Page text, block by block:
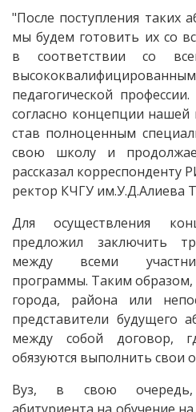
"После поступления таких
мы будем готовить их со
в соответствии со
педагогической
согласно концепции
став полноценным
свою школу и
рассказал корреспонденту
ректор КЧГУ им.У.Д.Алиева
Для осуществления
предложил заключить
между всеми
программы. Таким образом,
города, района или
представители будущего
между собой договор,
обязуются выполнить свои
Вуз, в свою очередь,